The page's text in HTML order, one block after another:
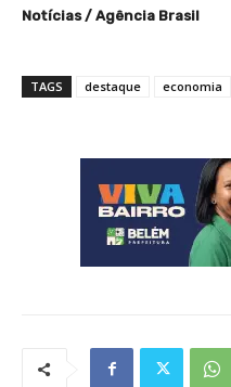
Notícias / Agência Brasil
TAGS destaque economia